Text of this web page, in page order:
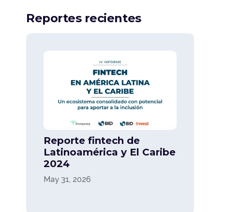
Reportes recientes
Reporte fintech de
Latinoamérica y El Caribe
2024
May 31, 2026